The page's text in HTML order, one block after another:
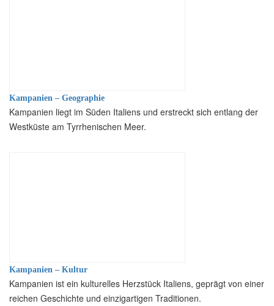
Kampanien – Geographie
Kampanien liegt im Süden Italiens und erstreckt sich entlang der
Westküste am Tyrrhenischen Meer.
Kampanien – Kultur
Kampanien ist ein kulturelles Herzstück Italiens, geprägt von einer
reichen Geschichte und einzigartigen Traditionen.